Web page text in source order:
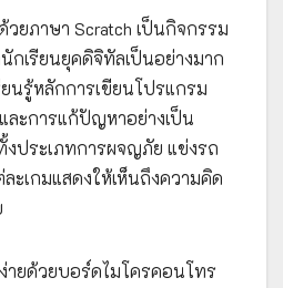
วยภาษา Scratch เป็นกิจกรรม
กเรียนยุคดิจิทัลเป็นอย่างมาก
นรู้หลักการเขียนโปรแกรม
ละการแก้ปัญหาอย่างเป็น
ประเภทการผจญภัย แข่งรถ
ะเกมแสดงให้เห็นถึงความคิด
ายด้วยบอร์ดไมโครคอนโทร